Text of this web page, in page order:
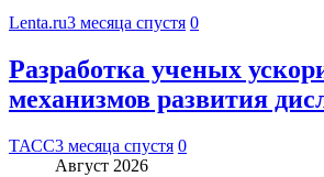
Lenta.ru3 месяца спустя 0
Разработка ученых
механизмов развития
ТАСС3 месяца спустя 0
Август 2026